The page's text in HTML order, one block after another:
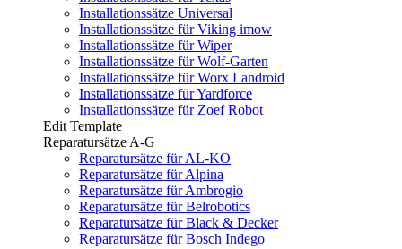
Installationssätze Universal
Installationssätze für Viking imow
Installationssätze für Wiper
Installationssätze für Wolf-Garten
Installationssätze für Worx Landroid
Installationssätze für Yardforce
Installationssätze für Zoef Robot
Edit Template
Reparatursätze A-G
Reparatursätze für AL-KO
Reparatursätze für Alpina
Reparatursätze für Ambrogio
Reparatursätze für Belrobotics
Reparatursätze für Black & Decker
Reparatursätze für Bosch Indego